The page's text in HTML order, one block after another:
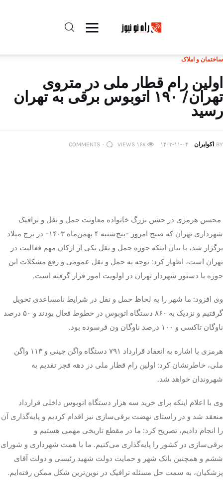
درباره راه‌ نو نیوز
حفظ حریم شخصی
آوین دیلی
تک کده
پایگاه خبری آبان
خرید موتور ایمپلنت
ساختمان و املاک
اولین رام قطار ملی در متروی
تهران/ ۱۹۰ اتوبوس برقی به تهران
رسید
BY اکوایران ۱۴۰۳-۱۱-۰۴ ۱۶۸ VIEWS ۰ COMMENTS
محسن هرمزی در جشن بزرگ خانواده معاونت حمل و نقل و ترافیک
شهرداری تهران که صبح امروز -پنج‌شنبه ۴ بهمن‌ماه ۱۴۰۳- در برج میلاد
برگزار شد، با بیان اینکه حوزه حمل و نقل یکی از ارکان مهم فعالیت در
تهران است، اظهار کرد: توجه به حمل و نقل عمومی و رفع مشکلات این
حوزه با دستور شهردار تهران در اولویت امور قرار گرفته است.
وی افزود: ما شهر را به لحاظ حمل و نقل در شرایط نامساعدی تحویل
گرفتیم و نزدیک به ۸۶۰ دستگاه اتوبوس در خطوط فعال بودند و ۵۰ درصد
ناوگان تاکسی و ۱۰۰ درصد ناوگان ون فرسوده بود.
هرمزی با اشاره به انعقاد قرارداد ۷۹۱ دستگاه واگن چینی و ۱۱۳ واگن
ملی، خاطرنشان کرد: اولین رام قطار ملی در دهه فجر تقدیم به
شهروندان خواهد شد.
وی با اعلام اینکه برای خرید سه هزار دستگاه اتوبوس داخلی قرارداد
منعقد شد و در راستای نهضت برقی‌سازی نیز اقدام کردیم و پایه‌گذاری آن
را انجام دادیم، تصریح کرد: ما در مقطع تاریخی مهمی هستیم و
برقی‌سازی در کشور را پایه‌گذاری می‌کنیم. ما با همت شهرداری و شورای
ششم و همچنین بانک شهر و حمایت دولت شهید رئیسی و دولت آقای
پزشکیان، به سمت حل مسئله ترافیک در نوین‌ترین شکل ممکن رفته‌ایم.